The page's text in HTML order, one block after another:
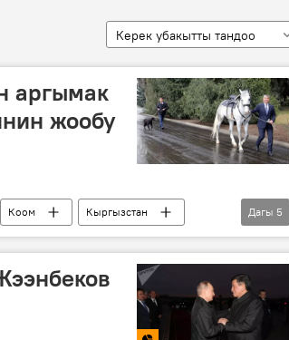
Керек убакытты тандоо
аргымак
жообу
Коом
Кыргызстан
аргымак
Дагы 5